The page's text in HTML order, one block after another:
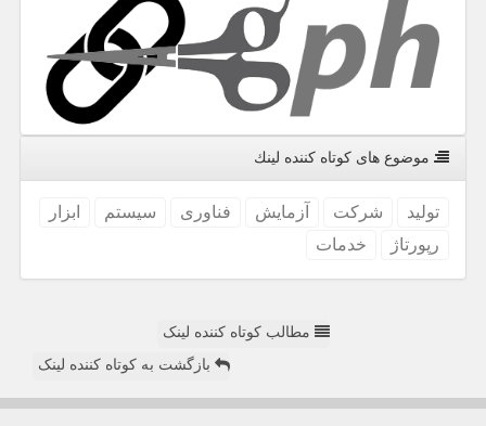
موضوع های كوتاه كننده لینك
تولید شركت آزمایش فناوری سیستم
ابزار
رپورتاژ
خدمات
مطالب کوتاه کننده لینک
بازگشت به کوتاه کننده لینک